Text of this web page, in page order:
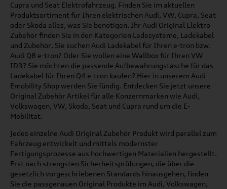
Cupra und Seat Elektrofahrzeug. Finden Sie im aktuellen
Produktsortiment für Ihren elektrischen Audi, VW, Cupra, Seat
oder Skoda alles, was Sie benötigen. Ihr Audi Original Elektro
Zubehör finden Sie in den Kategorien Ladesysteme, Ladekabel
und Zubehör. Sie suchen Audi Ladekabel für Ihren e-tron bzw.
Audi Q8 e-tron? Oder Sie wollen eine Wallbox für Ihren VW
ID3? Sie möchten die passende Aufbewahrungstasche für das
Ladekabel für Ihren Q4 e-tron kaufen? Hier in unserem Audi
Emobility Shop werden Sie fündig. Entdecken Sie jetzt unsere
Original Zubehör Artikel für alle Konzernmarken wie Audi,
Volkswagen, VW, Skoda, Seat und Cupra rund um die E-
Mobilität.
Jedes einzelne Audi Original Zubehör Produkt wird parallel zum
Fahrzeug entwickelt und mittels modernster
Fertigungsprozesse aus hochwertigen Materialien hergestellt.
Erst nach strengsten Sicherheitsprüfungen, die über die
gesetzlich vorgeschriebenen Standards hinausgehen, finden
Sie die passgenauen Original Produkte im Audi, Volkswagen,